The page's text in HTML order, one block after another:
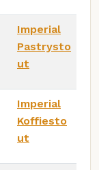
Imperial
Pastrysto
ut
Imperial
Koffiesto
ut